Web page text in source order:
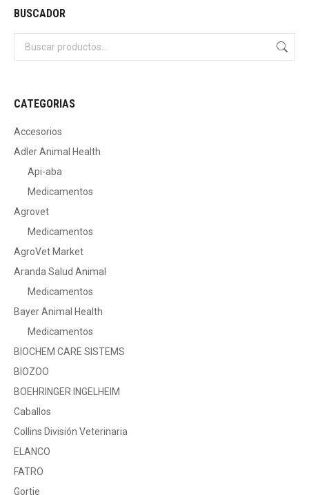
BUSCADOR
CATEGORIAS
Accesorios
Adler Animal Health
Api-aba
Medicamentos
Agrovet
Medicamentos
AgroVet Market
Aranda Salud Animal
Medicamentos
Bayer Animal Health
Medicamentos
BIOCHEM CARE SISTEMS
BIOZOO
BOEHRINGER INGELHEIM
Caballos
Collins División Veterinaria
ELANCO
FATRO
Gortie